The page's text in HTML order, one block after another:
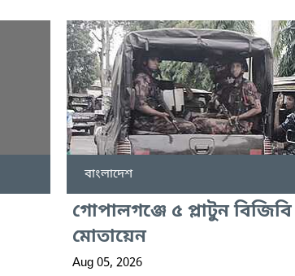
বাংলাদেশ
গোপালগঞ্জে ৫ প্লাটুন বিজিবি
মোতায়েন
Aug 05, 2026